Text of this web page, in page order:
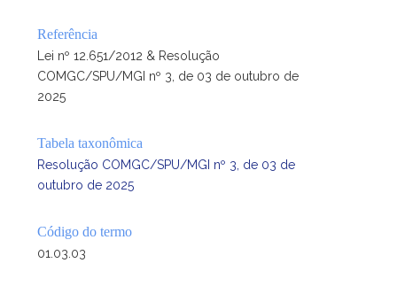
Referência
Lei nº 12.651/2012 & Resolução
COMGC/SPU/MGI nº 3, de 03 de outubro de
2025
Tabela taxonômica
Resolução COMGC/SPU/MGI nº 3, de 03 de
outubro de 2025
Código do termo
01.03.03